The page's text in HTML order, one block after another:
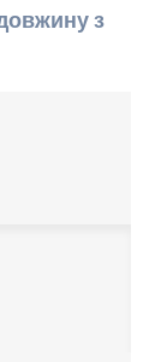
з